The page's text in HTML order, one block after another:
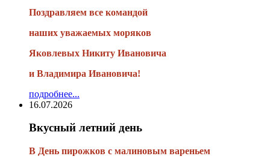
Поздравляем все командой
наших уважаемых моряков
Яковлевых Никиту Ивановича
и Владимира Ивановича!
подробнее...
16.07.2026
Вкусный летний день
В День пирожков с малиновым вареньем